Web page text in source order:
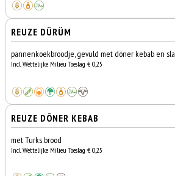
REUZE DÜRÜM
pannenkoekbroodje, gevuld met döner kebab en sla
Incl. Wettelijke Milieu Toeslag € 0,25
REUZE DÖNER KEBAB
met Turks brood
Incl. Wettelijke Milieu Toeslag € 0,25